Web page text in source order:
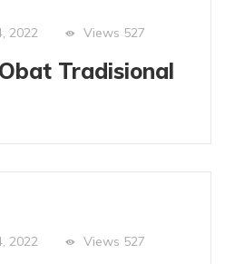
2022 Views 527
Tradisional
2022 Views 527